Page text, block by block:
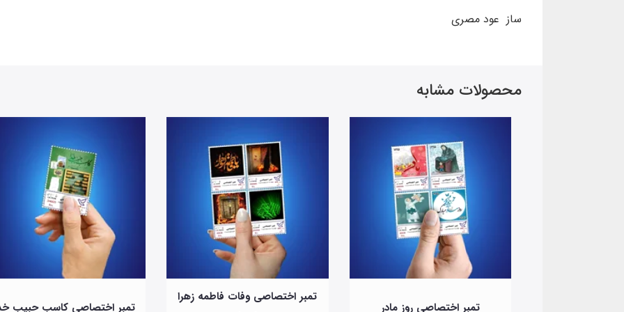
ساز عود مصری
محصولات مشابه
تمبر اختصاصی روز مادر
تمبر اختصاصی وفات فاطمه زهرا
تمبر اختصاصی کاسب حبیب